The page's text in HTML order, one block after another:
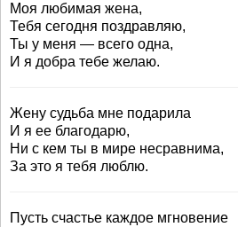
Моя любимая жена,
Тебя сегодня поздравляю,
Ты у меня — всего одна,
И я добра тебе желаю.
Жену судьба мне подарила
И я ее благодарю,
Ни с кем ты в мире несравнима,
За это я тебя люблю.
Пусть счастье каждое мгновение